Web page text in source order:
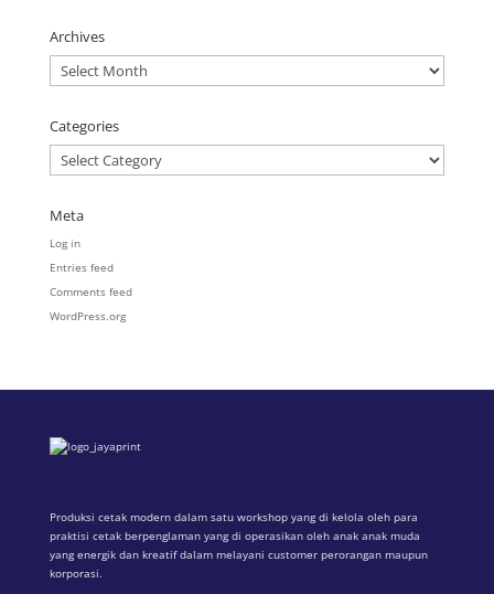
Archives
Archives
Categories
Categories
Meta
Log in
Entries feed
Comments feed
WordPress.org
Produksi cetak modern dalam satu workshop yang di kelola oleh para
praktisi cetak berpenglaman yang di operasikan oleh anak anak muda
yang energik dan kreatif dalam melayani customer perorangan maupun
korporasi.